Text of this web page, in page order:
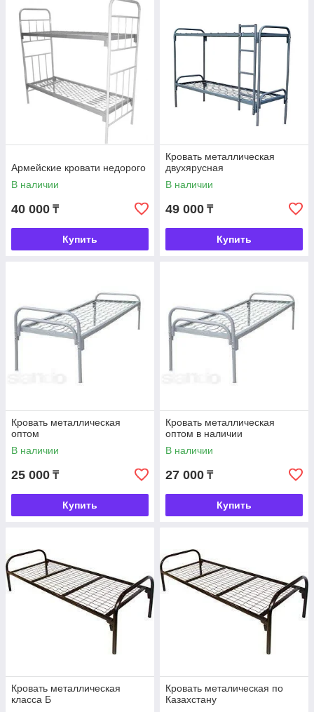
Армейские кровати недорого
В наличии
40 000 ₸
Купить
Кровать металлическая
двухярусная
В наличии
49 000 ₸
Купить
Кровать металлическая
оптом
В наличии
25 000 ₸
Купить
Кровать металлическая
оптом в наличии
В наличии
27 000 ₸
Купить
Кровать металлическая
класса Б
Кровать металическая по
Казахстану